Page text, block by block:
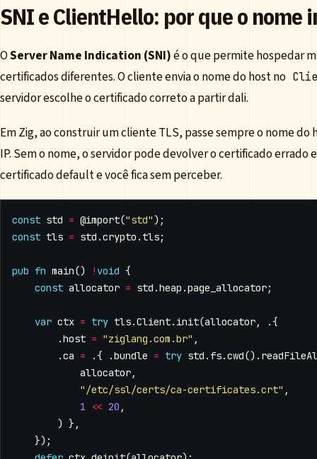
SNI e ClientHello: por que o nome
OServer Name Indication (SNI)é o que permite hospedar
certificados diferentes. O cliente envia o nome do host no
servidor escolhe o certificado correto a partir dali.
Em Zig, ao construir um cliente TLS, passe sempre o nome
IP. Sem o nome, o servidor pode devolver o certificado errado
certificado default e você fica sem perceber.
const std = @import("std" );
const tls = std .crypto . tls;
pub fn main() ! void {
const allocator = std .heap .page_allocator;
var ctx = try tls.Client. init(allocator,
.{
.host = "ziglang.com.br" ,
.ca = .{ .bundle = try std . fs.cwd().
allocator,
"/etc/ssl/certs/ca-certificates.crt" ,
1
<< 20 ,
)
},
});